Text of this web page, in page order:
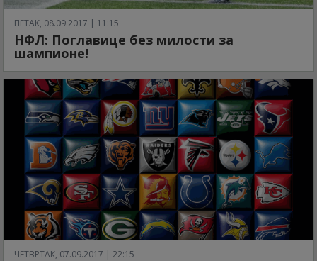
ПЕТАК, 08.09.2017 | 11:15
НФЛ: Поглавице без милости за
шампионе!
ЧЕТВРТАК, 07.09.2017 | 22:15